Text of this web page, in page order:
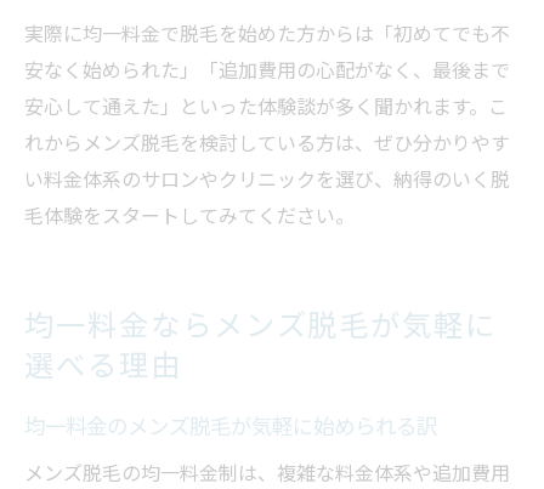
実際に均一料金で脱毛を始めた方からは「初めてでも不
安なく始められた」「追加費用の心配がなく、最後まで
安心して通えた」といった体験談が多く聞かれます。こ
れからメンズ脱毛を検討している方は、ぜひ分かりやす
い料金体系のサロンやクリニックを選び、納得のいく脱
毛体験をスタートしてみてください。
均一料金ならメンズ脱毛が気軽に
選べる理由
均一料金のメンズ脱毛が気軽に始められる訳
メンズ脱毛の均一料金制は、複雑な料金体系や追加費用